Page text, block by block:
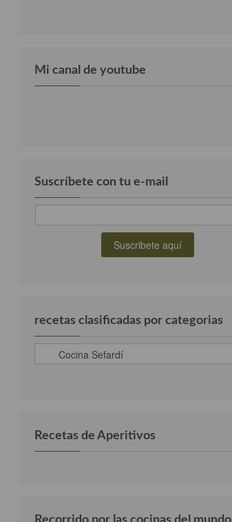
Mi canal de youtube
Suscríbete con tu e-mail
recetas clasificadas por categorias
recetas
clasificadas
Recetas de Aperitivos
Recorrido por las cocinas del mundo